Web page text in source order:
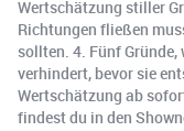
Wertschätzung stiller
Richtungen fließen
sollten. 4. Fünf
verhindert, bevor sie
Wertschätzung ab
findest du in den